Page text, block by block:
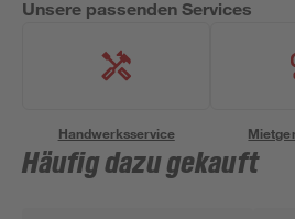
Unsere passenden Services
Handwerksservice
Häufig dazu gekauft